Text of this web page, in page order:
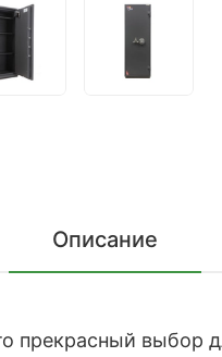
Описание
прекрасный выбор